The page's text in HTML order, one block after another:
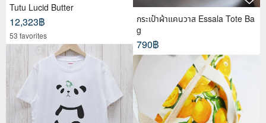
Tutu Lucid Butter
12,323฿
53 favorites
กระเป๋าผ้าแคนวาส Essala Tote Ba
g
790฿